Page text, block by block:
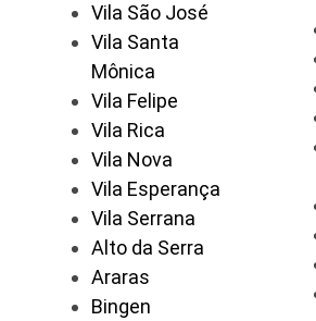
Vila São José
Vila Santa
Mônica
Vila Felipe
Vila Rica
Vila Nova
Vila Esperança
Vila Serrana
Alto da Serra
Araras
Bingen